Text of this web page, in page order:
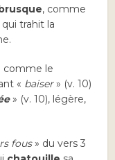
, comme
trahit la
comme le
« baiser» (v. 10)
» (v. 10), légère,
fous» du vers 3